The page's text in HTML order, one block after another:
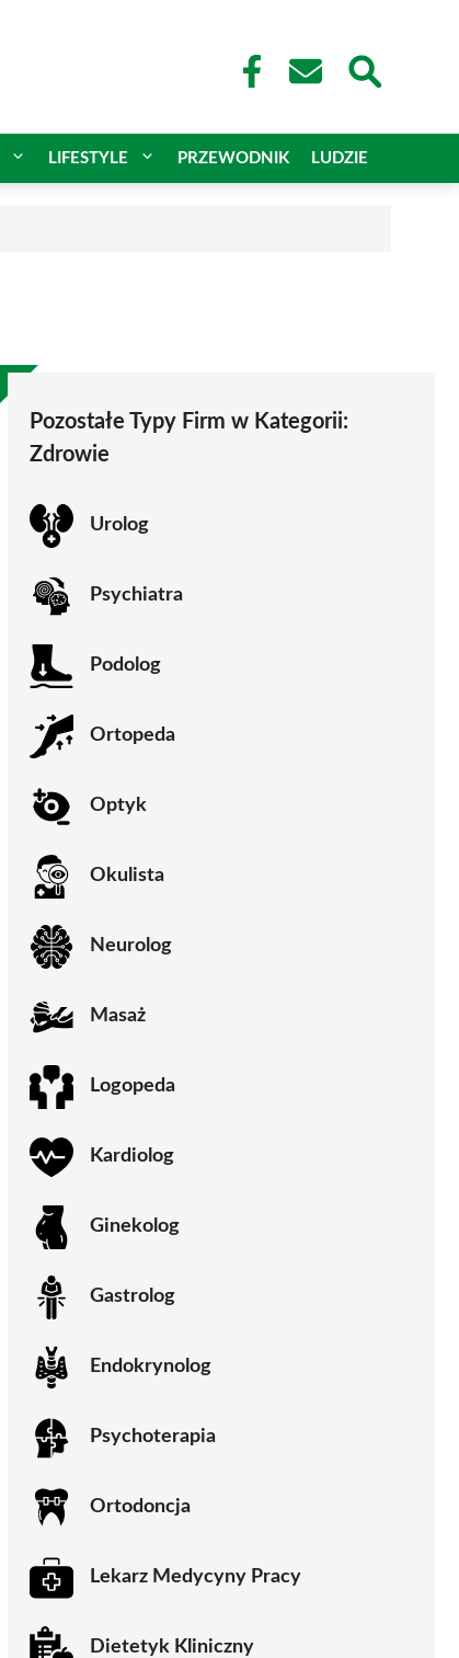
LIFESTYLE PRZEWODNIK LUDZIE
Pozostałe Typy Firm w Kategorii:
Zdrowie
Urolog
Psychiatra
Podolog
Ortopeda
Optyk
Okulista
Neurolog
Masaż
Logopeda
Kardiolog
Ginekolog
Gastrolog
Endokrynolog
Psychoterapia
Ortodoncja
Lekarz Medycyny Pracy
Dietetyk Kliniczny